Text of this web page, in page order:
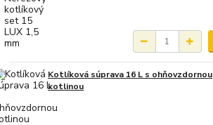
Kotlíková súprava 16 L s ohňovzdornou
kotlinou